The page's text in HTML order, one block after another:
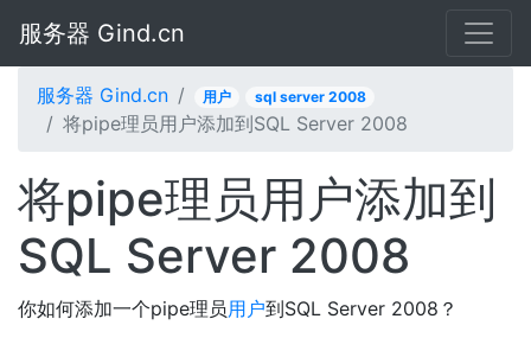
服务器 Gind.cn
服务器 Gind.cn 用户 sql server 2008
将pipe理员用户添加到SQL Server 2008
将pipe理员用户添加到
SQL Server 2008
你如何添加一个pipe理员用户到SQL Server 2008？